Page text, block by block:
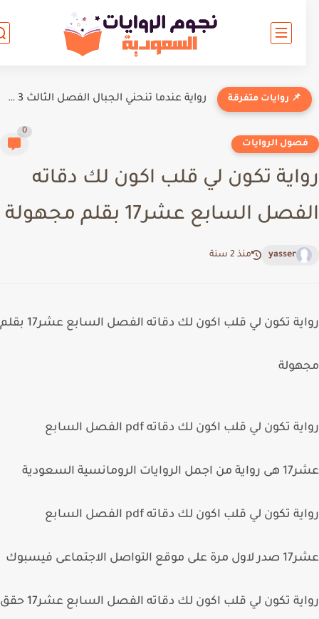
📌 روايات متفرقة رواية عندما تنحني الجبال الفصل الثالث 3 بقلم بلومي
الروايات
تكون لي قلب اكون لك دقاته
السابع عشر17 بقلم مجهولة
yasser منذ 2 سنة
رواية تكون لي قلب اكون لك دقاته الفصل السابع عشر17 بقلم
رواية تكون لي قلب اكون لك دقاته pdf الفصل السابع
عشر17 هى رواية من اجمل الروايات الرومانسية السعودية
رواية تكون لي قلب اكون لك دقاته pdf الفصل السابع
عشر17 صدر لاول مرة على موقع التواصل الاجتماعى فيسبوك
رواية تكون لي قلب اكون لك دقاته الفصل السابع عشر17 حقق